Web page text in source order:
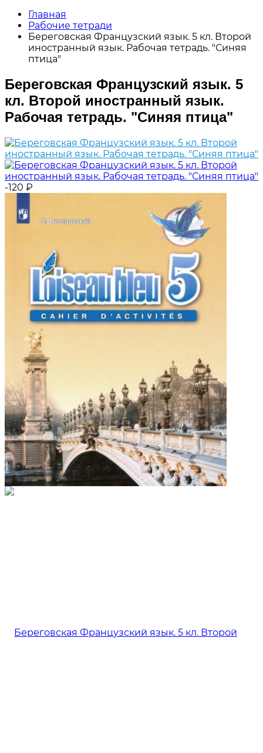
Главная
Рабочие тетради
Береговская Французский язык. 5 кл. Второй
иностранный язык. Рабочая тетрадь. "Синяя
птица"
Береговская Французский язык. 5
кл. Второй иностранный язык.
Рабочая тетрадь. "Синяя птица"
-120 ₽